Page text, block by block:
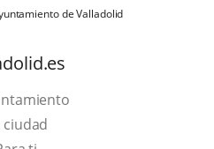
de Valladolid
ciudad